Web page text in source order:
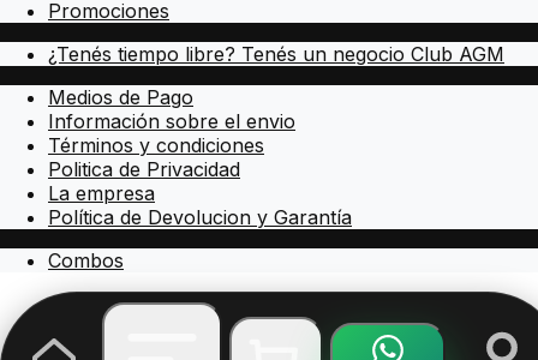
Promociones
¿Tenés tiempo libre? Tenés un negocio Club AGM
Medios de Pago
Información sobre el envio
Términos y condiciones
Politica de Privacidad
La empresa
Política de Devolucion y Garantía
Combos